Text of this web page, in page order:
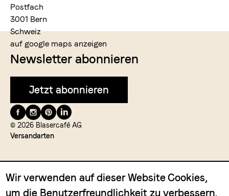
Postfach
3001 Bern
Schweiz
auf google maps anzeigen
Newsletter abonnieren
Jetzt abonnieren
Folge
uns
auf
© 2026 Blasercafé AG
Versandarten
Wir verwenden auf dieser Website Cookies,
um die Benutzerfreundlichkeit zu verbessern.